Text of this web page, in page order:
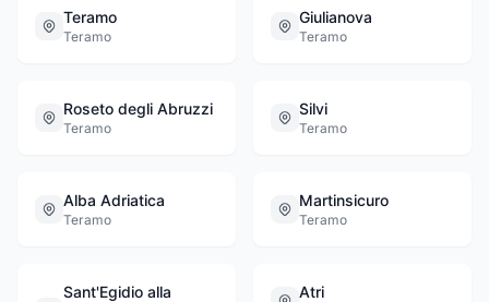
Teramo
Teramo
Giulianova
Teramo
Roseto degli Abruzzi
Teramo
Silvi
Teramo
Alba Adriatica
Teramo
Martinsicuro
Teramo
Sant'Egidio alla
Atri